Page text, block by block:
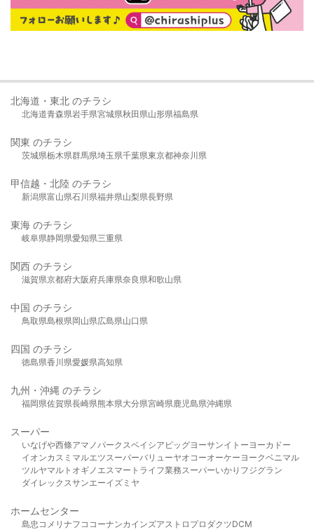
北海道・東北 のチラシ
北海道青森県岩手県宮城県秋田県山形県福島県
関東 のチラシ
茨城県栃木県群馬県埼玉県千葉県東京都神奈川県
甲信越・北陸 のチラシ
新潟県富山県石川県福井県山梨県長野県
東海 のチラシ
岐阜県静岡県愛知県三重県
関西 のチラシ
滋賀県京都府大阪府兵庫県奈良県和歌山県
中国 のチラシ
鳥取県島根県岡山県広島県山口県
四国 のチラシ
徳島県香川県愛媛県高知県
九州・沖縄 のチラシ
福岡県佐賀県長崎県熊本県大分県宮崎県鹿児島県沖縄県
スーパー
いなげや西條アマノパークスベイシア ビッグヨーサンイトーヨーカドー
イオンカスミ マルエツスーパーバリューヤオコーオーケー ヨークベニマル
ツルヤマルト オギノ エスマート ライフ業務スーパーいかり フジグラン
ダイレックスサンエーイズミヤ
ホームセンター
島忠 コメリ ナフコ コーナンカインズアストロプロダクツDCM